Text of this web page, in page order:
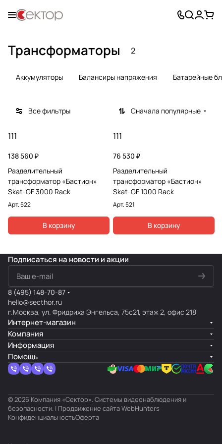
Трансформаторы 2
Аккумуляторы Балансиры напряжения Батарейные
Все фильтры Сначала популярные
111
138 560 ₽
Разделительный
трансформатор «Бастион»
Skat-GF 3000 Rack
Арт.522
В корзину
111
76 530 ₽
Разделительный
трансформатор «Бастион»
Skat-GF 1000 Rack
Арт.521
В корзину
Подписаться на новости и акции
8 (495) 148-70-87
hello@secthor.ru
г.Москва, ул. Фридриха Энгельса, 75с21, этаж 2, офис 218
Интернет-магазин
Компания
Информация
Помощь
© 2026 Компания «Сектор». Системы видеонаблюдения и
безопасности. | Продвижение сайтаWebHunters
КонфиденциальностьОферта